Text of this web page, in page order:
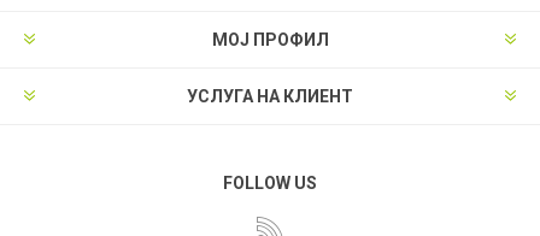
МОЈ ПРОФИЛ
УСЛУГА НА КЛИЕНТ
FOLLOW US